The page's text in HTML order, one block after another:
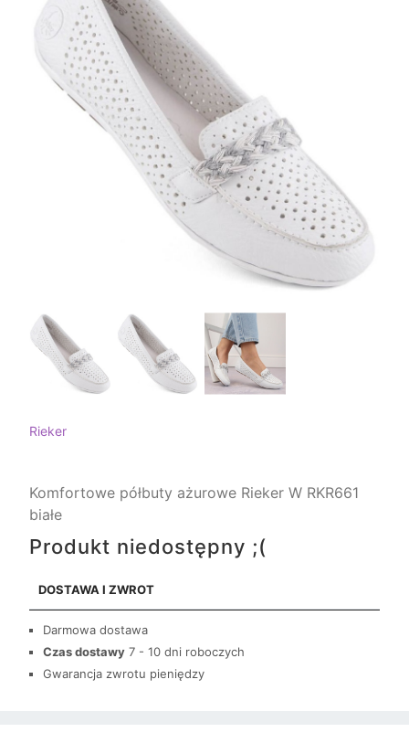
Rieker
Komfortowe półbuty ażurowe Rieker W RKR661
białe
Produkt niedostępny ;(
DOSTAWA I ZWROT
Darmowa dostawa
Czas dostawy 7 - 10 dni roboczych
Gwarancja zwrotu pieniędzy